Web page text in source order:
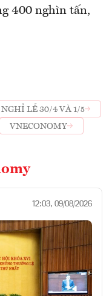
400 nghìn tấn,
LỄ 30/4 VÀ 1/5
VNECONOMY
12:03, 09/08/2026